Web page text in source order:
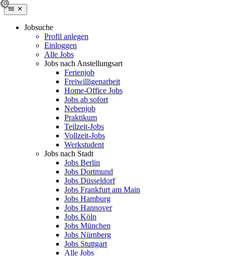
Jobsuche
Profil anlegen
Einloggen
Alle Jobs
Jobs nach Anstellungsart
Ferienjob
Freiwilligenarbeit
Home-Office Jobs
Jobs ab sofort
Nebenjob
Praktikum
Teilzeit-Jobs
Vollzeit-Jobs
Werkstudent
Jobs nach Stadt
Jobs Berlin
Jobs Dortmund
Jobs Düsseldorf
Jobs Frankfurt am Main
Jobs Hamburg
Jobs Hannover
Jobs Köln
Jobs München
Jobs Nürnberg
Jobs Stuttgart
Alle Jobs